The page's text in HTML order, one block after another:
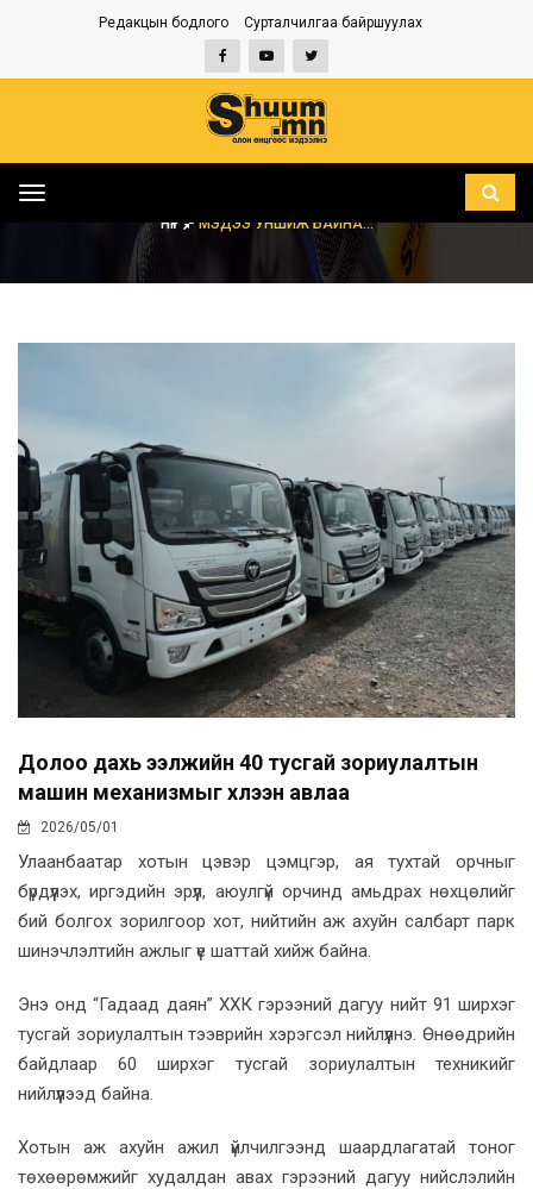
Редакцын бодлого Сурталчилгаа байршуулах
Toggle
НҮҮР МЭДЭЭ УНШИЖ БАЙНА...
Долоо дахь ээлжийн 40 тусгай зориулалтын
машин механизмыг хүлээн авлаа
2026/05/01
Улаанбаатар хотын цэвэр цэмцгэр, ая тухтай орчныг
бүрдүүлэх, иргэдийн эрүүл, аюулгүй орчинд амьдрах нөхцөлийг
бий болгох зорилгоор хот, нийтийн аж ахуйн салбарт парк
шинэчлэлтийн ажлыг үе шаттай хийж байна.
Энэ онд “Гадаад даян” ХХК гэрээний дагуу нийт 91 ширхэг
тусгай зориулалтын тээврийн хэрэгсэл нийлүүлнэ. Өнөөдрийн
байдлаар 60 ширхэг тусгай зориулалтын техникийг
нийлүүлээд байна.
Хотын аж ахуйн ажил үйлчилгээнд шаардлагатай тоног
төхөөрөмжийг худалдан авах гэрээний дагуу нийслэлийн